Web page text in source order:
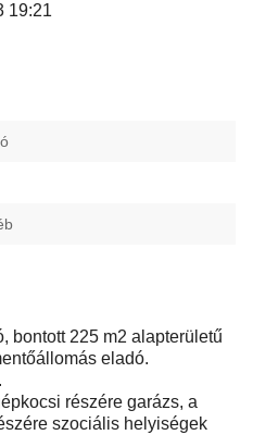
19:21
bontott 225 m2 alapterületű
eladó.
részére garázs, a
szociális helyiségek